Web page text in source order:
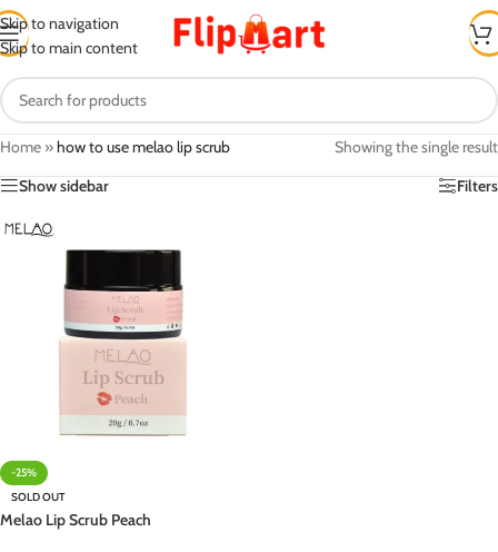
Skip to navigation
Skip to main content
Home »how to use melao lip scrub
Showing the single result
Show sidebar
Filters
-25%
SOLD OUT
Melao Lip Scrub Peach